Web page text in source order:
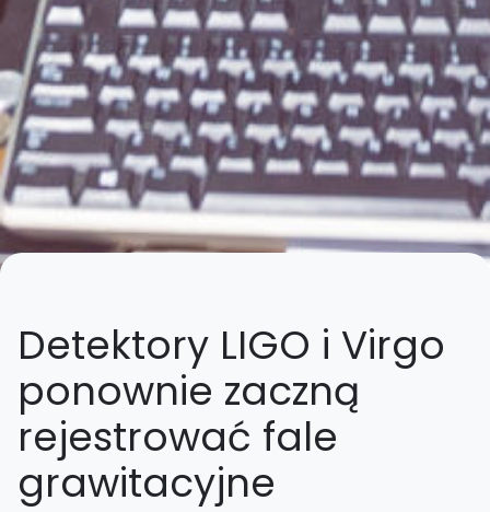
Detektory LIGO i Virgo
ponownie zaczną
rejestrować fale
grawitacyjne